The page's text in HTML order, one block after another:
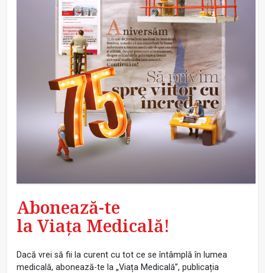
Abonează-te
la Viața Medicală!
Dacă vrei să fii la curent cu tot ce se întâmplă în lumea
medicală, abonează-te la „Viața Medicală”, publicația